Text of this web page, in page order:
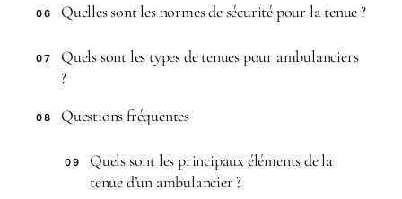
06 Quelles sont les normes de sécurité pour la tenue ?
07
Quels sont les types de tenues pour ambulanciers
?
08 Questions fréquentes
09
Quels sont les principaux éléments de la
tenue d’un ambulancier ?